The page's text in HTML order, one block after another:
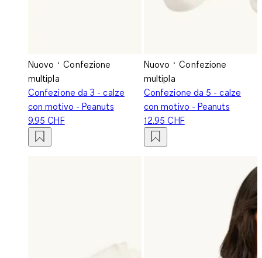
Nuovo
Confezione
multipla
Confezione da 3 - calze
con motivo - Peanuts
9.95 CHF
Nuovo
Confezione
multipla
Confezione da 5 - calze
con motivo - Peanuts
12.95 CHF